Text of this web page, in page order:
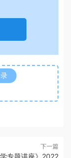
下一篇
专题讲座》2022